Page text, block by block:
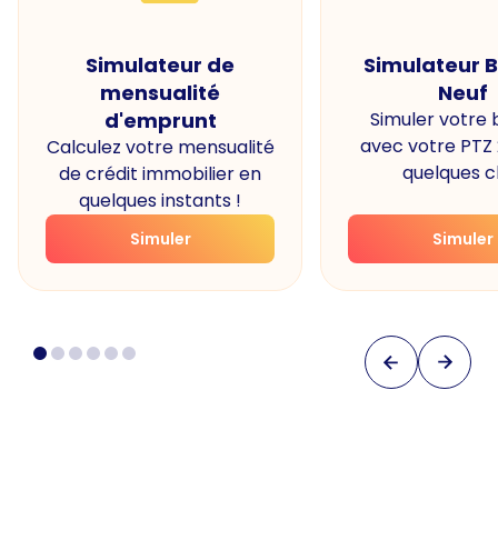
Simulateur de
mensualité
d'emprunt
Calculez votre mensualité
de crédit immobilier en
quelques instants !
Simuler
Simulateur
Neuf
Simuler votre
avec votre PTZ
quelques
Simuler